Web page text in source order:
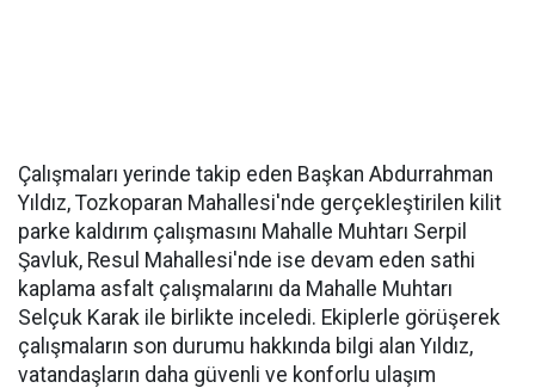
Çalışmaları yerinde takip eden Başkan Abdurrahman
Yıldız, Tozkoparan Mahallesi'nde gerçekleştirilen kilit
parke kaldırım çalışmasını Mahalle Muhtarı Serpil
Şavluk, Resul Mahallesi'nde ise devam eden sathi
kaplama asfalt çalışmalarını da Mahalle Muhtarı
Selçuk Karak ile birlikte inceledi. Ekiplerle görüşerek
çalışmaların son durumu hakkında bilgi alan Yıldız,
vatandaşların daha güvenli ve konforlu ulaşım